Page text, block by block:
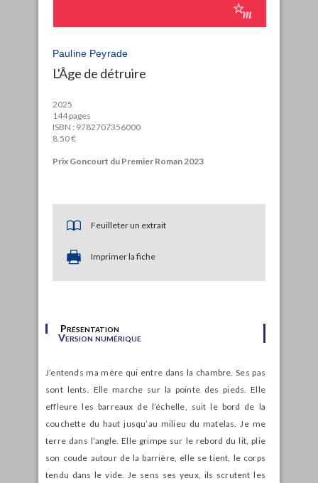
Pauline Peyrade
L'Âge de détruire
2025
144 pages
ISBN : 9782707356000
8.50 €
Prix Goncourt du Premier Roman 2023
Feuilleter un extrait
Imprimer la fiche
Présentation
Version numérique
J’entends ma mère qui entre dans la chambre. Ses pas
sont lents. Elle marche sur la pointe des pieds. Elle
effleure les barreaux de l’échelle, suit le bord de la
couchette du haut jusqu’au milieu du matelas. Je me
terre dans l’angle. Elle grimpe sur le rebord du lit, plie
son coude autour de la barrière, elle se tient, le corps
tendu dans le vide. Je sens ses yeux, ils scrutent les